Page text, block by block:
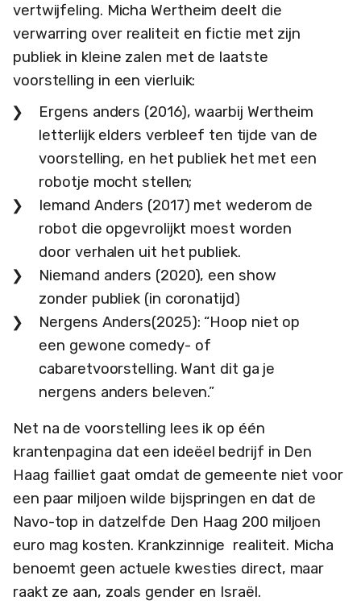
vertwijfeling. Micha Wertheim deelt die
verwarring over realiteit en fictie met zijn
publiek in kleine zalen met de laatste
voorstelling in een vierluik:
Ergens anders (2016), waarbij Wertheim
letterlijk elders verbleef ten tijde van de
voorstelling, en het publiek het met een
robotje mocht stellen;
Iemand Anders (2017) met wederom de
robot die opgevrolijkt moest worden
door verhalen uit het publiek.
Niemand anders (2020), een show
zonder publiek (in coronatijd)
Nergens Anders(2025): “Hoop niet op
een gewone comedy- of
cabaretvoorstelling. Want dit ga je
nergens anders beleven.”
Net na de voorstelling lees ik op één
krantenpagina dat een ideëel bedrijf in Den
Haag failliet gaat omdat de gemeente niet voor
een paar miljoen wilde bijspringen en dat de
Navo-top in datzelfde Den Haag 200 miljoen
euro mag kosten. Krankzinnige realiteit. Micha
benoemt geen actuele kwesties direct, maar
raakt ze aan, zoals gender en Israël.